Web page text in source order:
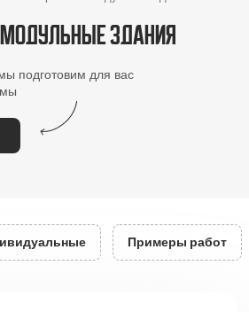
здания
подготовим для вас
Примеры работ